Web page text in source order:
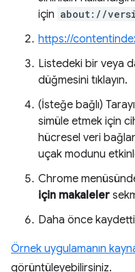
için about://
https://
Listedeki bir veya
düğmesini tıklayın.
(İsteğe bağlı)
simüle etmek için
hücresel veri
uçak modunu
Chrome
için makaleler
Daha önce
Örnek uygulamanın
görüntüleyebilirsiniz.